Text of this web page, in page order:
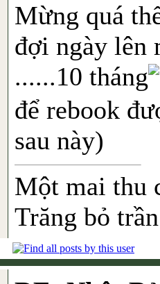
Mừng quá
đợi ngày lên
......10 tháng
để rebook
sau này)
Một mai thu
Trăng bỏ